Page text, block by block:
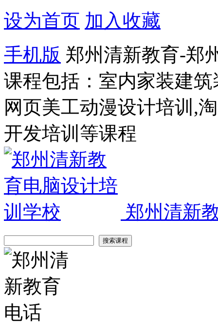
设为首页 加入收藏
手机版 郑州清新教育-郑
课程包括：室内家装建
网页美工动漫设计培训,
开发培训等课程
郑州清新